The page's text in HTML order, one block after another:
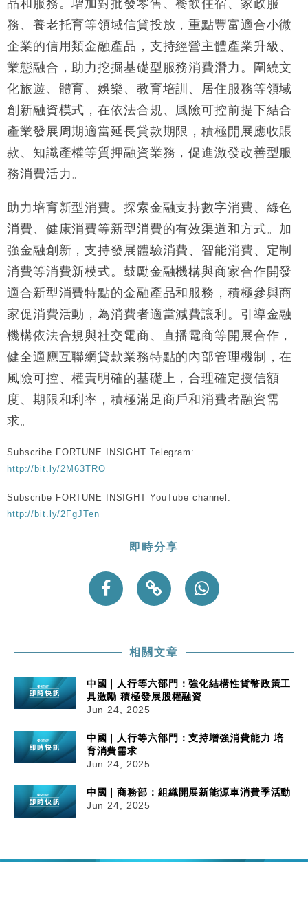
品和服務。增加對批發零售、餐飲住宿、家政服
務、養老托育等領域信貸投放，重點豐富適合小微
企業的信用類金融產品，支持經營主體產業升級、
業態融合，助力挖掘基礎型服務消費潛力。圍繞文
化旅遊、體育、娛樂、教育培訓、居住服務等領域
創新融資模式，在依法合規、風險可控前提下結合
產業發展周期適當延長貸款期限，積極開展應收賬
款、知識產權等質押融資業務，促進激發改善型服
務消費活力。
助力培育新型消費。探索金融支持數字消費、綠色
消費、健康消費等新型消費的有效渠道和方式。加
強金融創新，支持發展體驗消費、智能消費、定制
消費等消費新模式。鼓勵金融機構與商家合作開發
適合新型消費特點的金融產品和服務，積極參與商
家促消費活動，為消費者適當減費讓利。引導金融
機構依法合規與社交電商、直播電商等開展合作，
健全適應互聯網貸款業務特點的內部管理機制，在
風險可控、權責明確的基礎上，合理確定授信額
度、期限和利率，積極滿足商戶和消費者融資需
求。
Subscribe FORTUNE INSIGHT Telegram:
http://bit.ly/2M63TRO
Subscribe FORTUNE INSIGHT YouTube channel:
http://bit.ly/2FgJTen
即時分享
相關文章
中國｜人行等六部門：強化結構性貨幣政策工
具激勵 積極發展股權融資
Jun 24, 2025
中國｜人行等六部門：支持增強消費能力 培
育消費需求
Jun 24, 2025
中國｜商務部：組織開展新能源車消費季活動
Jun 24, 2025